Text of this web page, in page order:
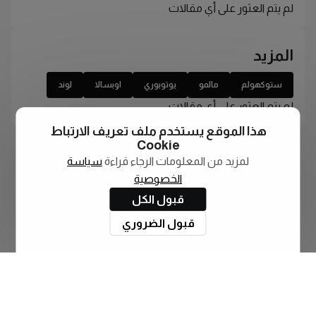
لم يتم العثور على أي مقالات
المزيد
ستوكهولم مالمو يوتوبوري اوبسالا لوند
لم يتم العثور على أي مقالات
هذا الموقع يستخدم ملف تعريف الارتباط
Cookie
لمزيد من المعلومات الرجاء قراءة سياسة
الخصوصية
قبول الكل
قبول الضروري